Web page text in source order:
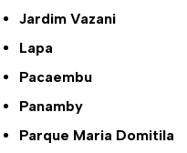
Jardim Vazani
Lapa
Pacaembu
Panamby
Parque Maria Domitila